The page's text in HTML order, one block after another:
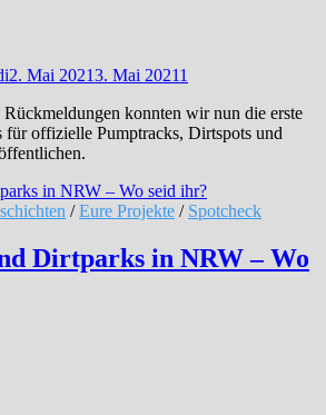
2. Mai 20213. Mai 20211
konnten wir nun die erste
für offizielle Pumptracks, Dirtspots und
/Eure Projekte / Spotcheck
Dirtparks in NRW – Wo